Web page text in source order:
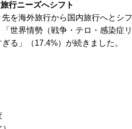
行ニーズへシフト
を海外旅行から国内旅行へとシフ
世界情勢（戦争・テロ・感染症リ
る」（17.4%）が続きました。